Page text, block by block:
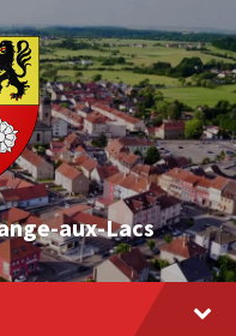
aux-Lacs